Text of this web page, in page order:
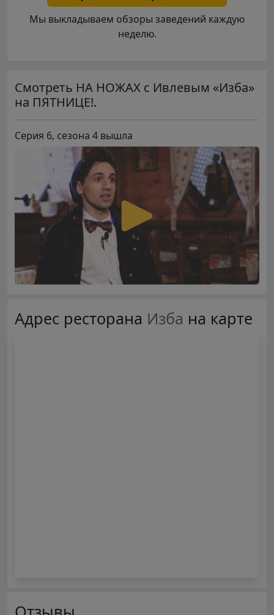
Мы выкладываем обзоры заведений каждую
неделю.
Смотреть НА НОЖАХ с Ивлевым «Изба»
на ПЯТНИЦЕ!.
Серия 6, сезона 4 вышла
Адрес ресторана Изба на карте